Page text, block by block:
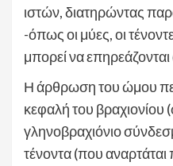
ιστών, διατηρώντας
-όπως οι μύες, οι
μπορεί να
Η άρθρωση του ώμου
κεφαλή του βραχιονίου
γληνοβραχιόνιο
τένοντα (που